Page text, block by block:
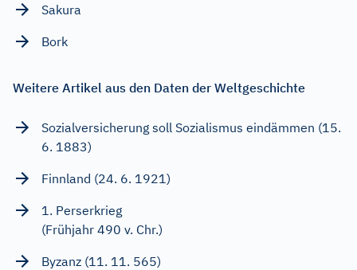
Sakura
Bork
Weitere Artikel aus den Daten der Weltgeschichte
Sozialversicherung soll Sozialismus eindämmen (15.
6. 1883)
Finnland (24. 6. 1921)
1. Perserkrieg
(Frühjahr 490 v. Chr.)
Byzanz (11. 11. 565)